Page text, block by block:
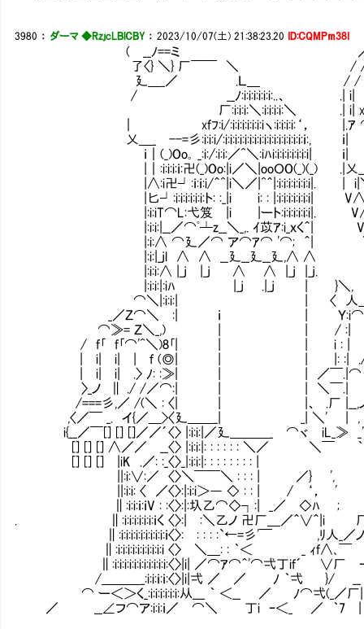
3980 ： ダーマ ◆RzjcLBlCBY：2023/10/07(土) 21:38:23.20 ID:CQMPm38I
( __ﾉ==ミ ／／
了〈} ＼} 厂￣￣ ＼ / /
廴＿_／ .Ｌ＿ / / x
/ __ﾉ:i:i:i:i:i:i:..、 .| i| xfニ
厂:i:i:i:＼:i:i:i:i:＼ .| i| xfニニ
｜ xfﾌ:i/:i:i:i:i:i:i:iヽ:i:i:i:i:‘， |.ｱ
乂＿_ --=彡:i:i:i/:i:i:i:i:i:i:i:i:i:i:i:i:i:i:i:i:
ｉ｜(_)Oo｡ _:i:/:i:i:／^＼:iﾊ
|｜:i:i:i:ｉ:卍(_)Oo:|i／＼|ooＯO(_)(_) .|乂__ _
|∧:i卍┘:ｉ:ｉ:i/＾^|i＼／|^＾|:i:i:i:i:i:i:i|. | i|＼
|匕┘:i:i:i:i:i:i:ト: :_|i i: : |:i:i:i:i:i:i:i| V∧
|:i:iT⌒L:弋笈㍉|i |ート:i:i:i:i:i:i|.
|:i:i:|__／⌒ﾟ┴z__＼_,. ｲ苡ｱ:i_ｘく＾|
|:i:∧ ⌒廴／⌒ ア⌒ｱ⌒ '⌒; ＾| ＼
|:i:|_jl ∧ ∧ __廴__廴__廴,∧ ∧ | | 「先生
|:i:i:∧ |_j |_j ∧ ∧ |_j |_j.
|:i:i:|:iﾊ |_j .|_j | }＼, ┴┴＜ ﾉ 「様々な
⌒＼|:i:i:| | 〈 人＿＿＿
_／Ｚ⌒＼Ⅵ:| ｉ | Ｙ
⌒≫= Ｚ＼_,)Ⅵ | | / :| / ﾉ_
/ f｢ f｢⌒'^＼)8｢| | | i : | / ＜
| i| i| | ｆ (◎| | | |: :| ./
| i| i| .〉 ﾉ: :≫| | | ／￣.|⌒
〉_ノ ∥ ./ /／⌒:| | | ＼￣.| ｊ廴
/===彡,／ /(＼ : 〈| | |、 .厂 |__,ノ
,〈／￣ _. イ{／＿>〈廴＿＿_| _| ＼' |
i{__／￣[] [] []／／´〈〉 |:i:i:|／廴＿＿＿_ ⌒ヾ iL_≫
[] [] [] ∧／／ __〈〉 |:i:i:|: : : : : : ＼／ ＼￣ ｀
[] [] [] |iK .／: :_〈〉_|:i:i:|: : : : : : : : |
||:i:∨:／ 〈〉＼￣￣＼ : : : | ／}
||:i:i: 〈 ／〈〉:|:i:i＞― ◇ : : | / ‘， '
∥:i:i:ｉ:ｉV : :〈〉:|:圦乙⌒◇┐:| _／ ◇ﾊ ; _/
. ∥:i:i:i:i:i:i:ｉく 〈〉:|Ⅳ:＼乙ノ 卍厂＿／＾∨＾
∥:i:i:i:i:i:i:i:i:i:ｉ〈〉:Ⅳ: : : :`←=彡'￣ ,ﾘ人_
∥:i:i:i:i:i:i:i:i:i:i 〈〉Ⅳ＼＿: : ｀＜ _ ｨf∧､
∥:i:i:i:i:i:i:i:i:i:i:i:〈〉|i| ／⌒ｱ⌒＾'⌒弌丁if´ ∨厂 ｰ
/＿＿＿_:i:i:ｉ:ｉ:〈〉|i|弌 ／ ／ ﾉ ｀弌 }/ __
⌒ ー＜＞く_:i:i:i:i:i:i:从___ ｀ ＜__ ／ ﾉ⌒弌(_／厂|
／ __∠フ⌒ア:i:i:ｉ／ ⌒＼ 丁i ｰ＜_ ／ ｀7 |